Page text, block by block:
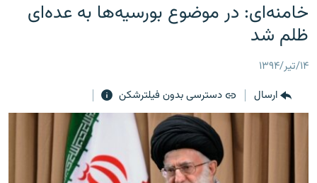
منوی
اصلی
رفتن
صفحه
جستجو
جهان
برنامه‌های رادیویی
پادکست
چندرسانه‌ای
گزارش‌های تصویری
گزارش‌های ویدئویی
خامنه‌ای: در موضوع بورسیه‌ها به عده‌ای
ظلم شد
۱۴/تیر/۱۳۹۴
ارسال
دسترسی بدون فیلترشکن